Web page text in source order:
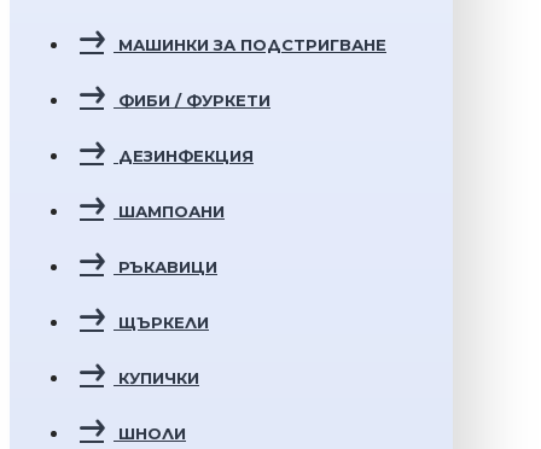
МАШИНКИ ЗА ПОДСТРИГВАНЕ
ФИБИ / ФУРКЕТИ
ДЕЗИНФЕКЦИЯ
ШАМПОАНИ
РЪКАВИЦИ
ЩЪРКЕЛИ
КУПИЧКИ
ШНОЛИ